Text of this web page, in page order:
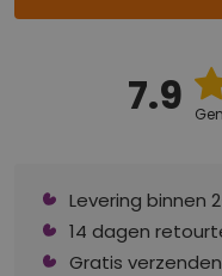
7.9
Levering binnen
14 dagen
Gratis